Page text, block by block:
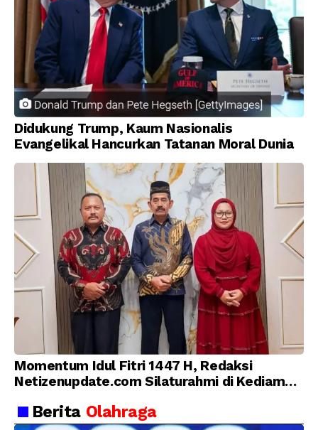
Didukung Trump, Kaum Nasionalis
Evangelikal Hancurkan Tatanan Moral Dunia
Momentum Idul Fitri 1447 H, Redaksi
Netizenupdate.com Silaturahmi di Kediaman
Berita Olahraga